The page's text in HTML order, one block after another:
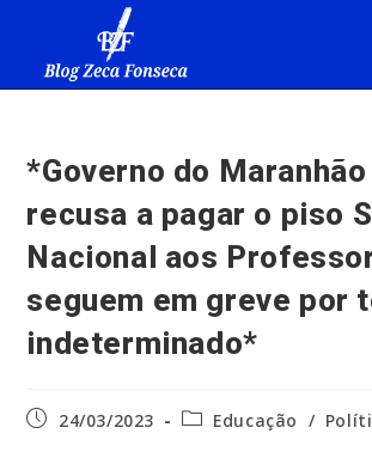
*Governo do
recusa a pagar o piso
Nacional aos
seguem em greve por
indeterminado*
Post24/03/2023
Categoria
Educação /